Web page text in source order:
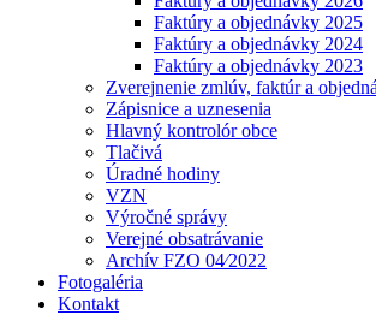
Faktúry a objednávky 2025
Faktúry a objednávky 2024
Faktúry a objednávky 2023
Zverejnenie zmlúv, faktúr a
Zápisnice a uznesenia
Hlavný kontrolór obce
Tlačivá
Úradné hodiny
VZN
Výročné správy
Verejné obsatrávanie
Archív FZO 04⁄2022
Fotogaléria
Kontakt